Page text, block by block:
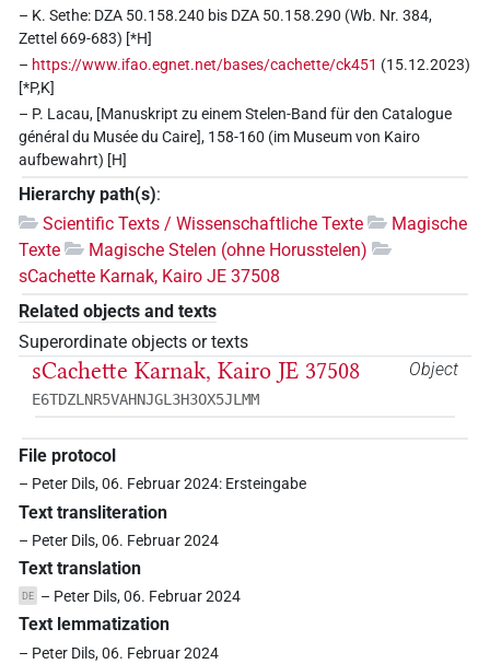
– K. Sethe: DZA 50.158.240 bis DZA 50.158.290 (Wb. Nr. 384,
Zettel 669-683) [*H]
– https://www.ifao.egnet.net/bases/cachette/ck451 (15.12.2023)
[*P,K]
– P. Lacau, [Manuskript zu einem Stelen-Band für den Catalogue
général du Musée du Caire], 158-160 (im Museum von Kairo
aufbewahrt) [H]
Hierarchy path(s):
Scientific Texts / Wissenschaftliche Texte
Magische
Texte
Magische Stelen (ohne Horusstelen)
sCachette Karnak, Kairo JE 37508
Related objects and texts
Superordinate objects or texts
Object
sCachette Karnak, Kairo JE 37508
E6TDZLNR5VAHNJGL3H3OX5JLMM
File protocol
– Peter Dils, 06. Februar 2024: Ersteingabe
Text transliteration
– Peter Dils, 06. Februar 2024
Text translation
DE – Peter Dils, 06. Februar 2024
Text lemmatization
– Peter Dils, 06. Februar 2024